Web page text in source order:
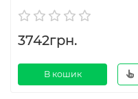
3742грн.
В кошик